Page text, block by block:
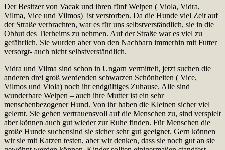
Der Besitzer von Vacak und ihren fünf Welpen ( Viola, Vidra,
Vilma, Vice und Vilmos) ist verstorben. Da die Hunde viel Zeit auf
der Straße verbrachten, war es für uns selbstverständlich, sie in die
Obhut des Tierheims zu nehmen. Auf der Straße war es viel zu
gefährlich. Sie wurden aber von den Nachbarn immerhin mit Futter
versorgt- auch nicht selbstverständlich.
Vidra und Vilma sind schon in Ungarn vermittelt, jetzt suchen die
anderen drei groß werdenden schwarzen Schönheiten ( Vice,
Vilmos und Viola) noch ihr endgültiges Zuhause. Alle sind
wunderbare Welpen – auch ihre Mutter ist ein sehr
menschenbezogener Hund. Von ihr haben die Kleinen sicher viel
gelernt. Sie gehen vertrauensvoll auf die Menschen zu, sind verspielt
aber können auch gut wieder zur Ruhe finden. Für Menschen die
große Hunde suchensind sie sicher sehr gut geeignet. Gern können
wir sie mit Katzen testen, aber wir denken, dass sie noch gut an sie